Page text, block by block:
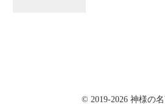
© 2019-2026 神様の